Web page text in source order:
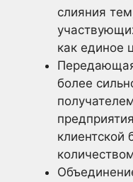
слияния
как единое
более
клиентской